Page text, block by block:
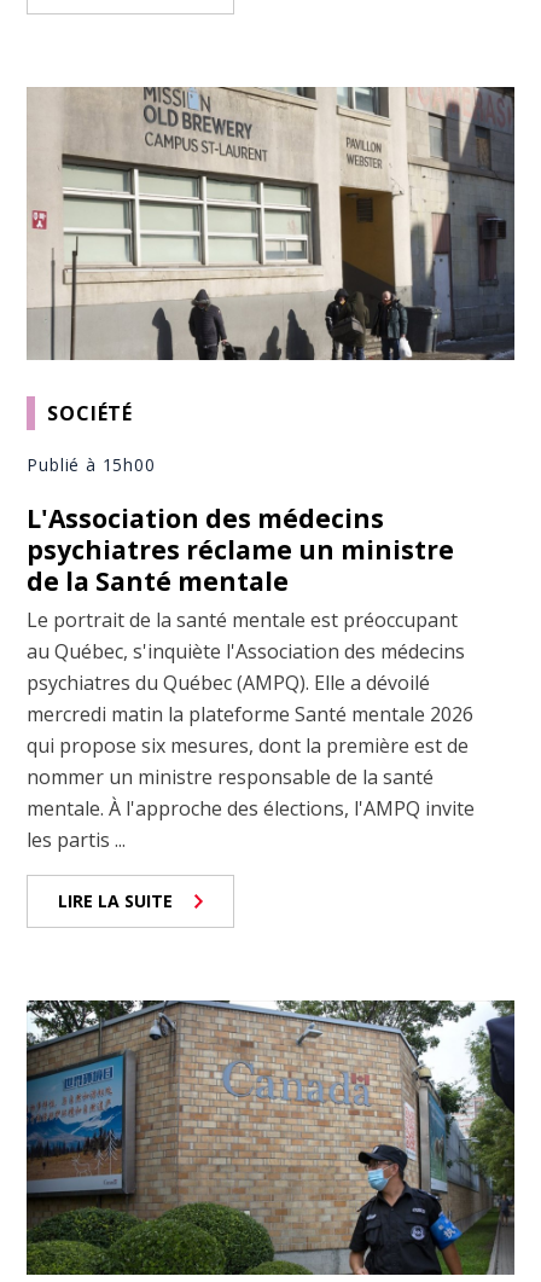
SOCIÉTÉ
Publié à 15h00
L'Association des médecins
psychiatres réclame un ministre
de la Santé mentale
Le portrait de la santé mentale est préoccupant
au Québec, s'inquiète l'Association des médecins
psychiatres du Québec (AMPQ). Elle a dévoilé
mercredi matin la plateforme Santé mentale 2026
qui propose six mesures, dont la première est de
nommer un ministre responsable de la santé
mentale. À l'approche des élections, l'AMPQ invite
les partis ...
LIRE LA SUITE